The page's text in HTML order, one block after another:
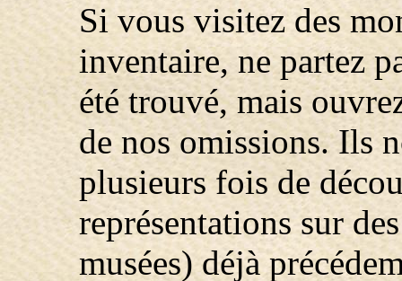
Si vous visitez des
inventaire, ne partez
été trouvé, mais
de nos omissions. Ils
plusieurs fois de
représentations sur
musées) déjà